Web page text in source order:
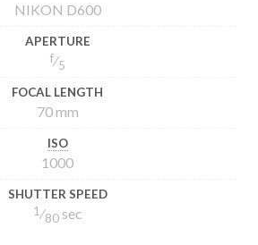
NIKON D600
APERTURE
f⁄5
FOCAL LENGTH
70 mm
ISO
1000
SHUTTER SPEED
1⁄80sec